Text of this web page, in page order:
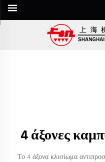
4 άξονες
Το 4 άξονα κλισίωμα